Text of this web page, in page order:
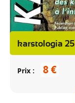
karstologia 25
Prix 8 €